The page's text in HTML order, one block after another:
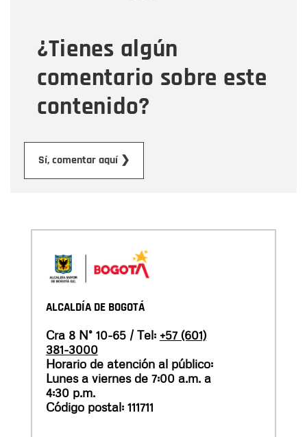
¿Tienes algún
comentario sobre este
contenido?
Sí, comentar aquí ❯
Mensaje
ALCALDÍA DE BOGOTÁ
Cra 8 N° 10-65 / Tel: +57 (601)
381-3000
Horario de atención al público:
Lunes a viernes de 7:00 a.m. a
4:30 p.m.
Código postal: 111711